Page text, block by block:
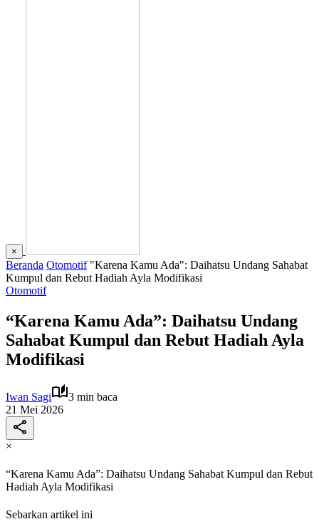
×
Beranda Otomotif "Karena Kamu Ada": Daihatsu Undang Sahabat
Kumpul dan Rebut Hadiah Ayla Modifikasi
Otomotif
“Karena Kamu Ada”: Daihatsu Undang
Sahabat Kumpul dan Rebut Hadiah Ayla
Modifikasi
Iwan Sagi
3 min baca
21 Mei 2026
×
“Karena Kamu Ada”: Daihatsu Undang Sahabat Kumpul dan Rebut
Hadiah Ayla Modifikasi
Sebarkan artikel ini